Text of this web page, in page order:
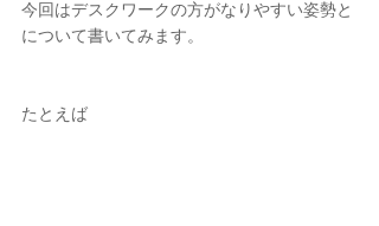
今回はデスクワークの方がなりやすい姿勢と
について書いてみます。
たとえば